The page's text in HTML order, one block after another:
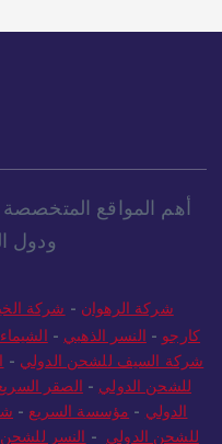
أهم المواقع المتخصصة
ودول
شركة الرهوان - شركة
كارجو - النسر الذهبي -
شركة السيف للشحن الدولي -
للشحن الدولي - الصقر
الدولي - مؤسسة السريع -
للشحن الدولي - النسر